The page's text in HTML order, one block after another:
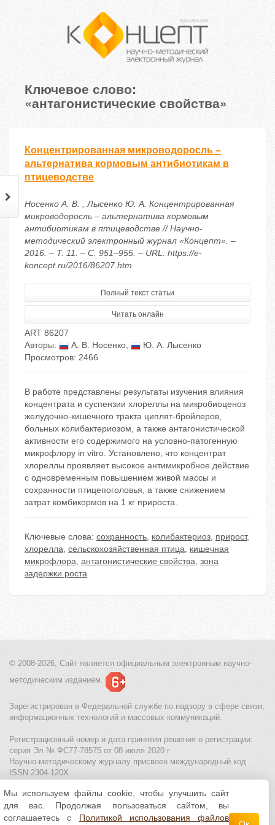
Ключевое слово:
«антагонистические свойства»
Концентрированная микроводоросль –
альтернатива кормовым антибиотикам в
птицеводстве
Носенко А. В. , Лысенко Ю. А. Концентрированная
микроводоросль – альтернатива кормовым
антибиотикам в птицеводстве // Научно-
методический электронный журнал «Концепт». –
2016. – Т. 11. – С. 951–955. – URL: https://e-
koncept.ru/2016/86207.htm
Полный текст статьи
Читать онлайн
ART 86207
Авторы:
А. В. Носенко,
Ю. А. Лысенко
Просмотров: 2466
В работе представлены результаты изучения влияния
концентрата и суспензии хлореллы на микробиоценоз
желудочно-кишечного тракта циплят-бройлеров,
больных колибактериозом, а также антагонистической
активности его содержимого на условно-патогенную
микрофлору in vitro. Установлено, что концентрат
хлореллы проявляет высокое антимикробное действие
с одновременным повышением живой массы и
сохранности птицепоголовья, а также снижением
затрат комбикормов на 1 кг прироста.
Ключевые слова: сохранность, колибактериоз, прирост,
хлорелла, сельскохозяйственная птица, кишечная
микрофлора, антагонистические свойства, зона
задержки роста
© 2008-2026, Сайт является официальным электронным научно-
методическим изданием.
Зарегистрирован в Федеральной службе по надзору в сфере связи,
информационных технологий и массовых коммуникаций.
Регистрационный номер и дата принятия решения о регистрации:
серия Эл № ФС77-78575 от 08 июля 2020 г
Научно-методическому журналу присвоен международный код
ISSN 2304-120X
МЦИТО|Школьные олимпиады и онлайн конкурсы для детей
Политика использования файлов cookie| Политика обработки и
защиты персональных данных
Мы используем файлы cookie, чтобы улучшить сайт
для вас. Продолжая пользоваться сайтом, вы
соглашаетесь с Политикой использования файлов